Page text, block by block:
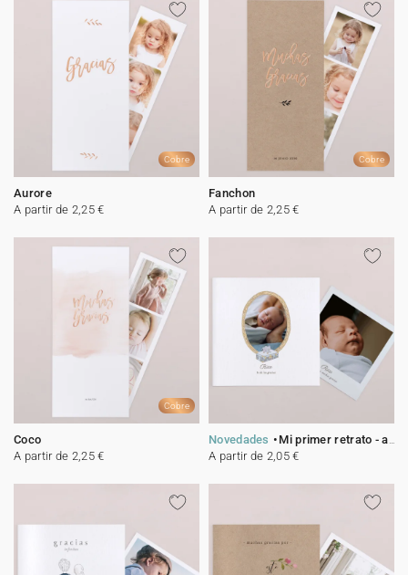
Cobre
Aurore
A partir de 2,25 €
Cobre
Fanchon
A partir de 2,25 €
Cobre
Coco
A partir de 2,25 €
Novedades
Mi primer retrato - azul
A partir de 2,05 €